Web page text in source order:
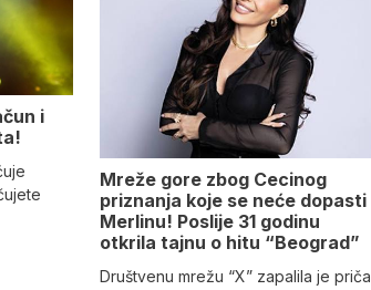
i
Mreže gore zbog Cecinog
priznanja koje se neće dopasti
Merlinu! Poslije 31 godinu
otkrila tajnu o hitu “Beograd”
Društvenu mrežu “X” zapalila je priča